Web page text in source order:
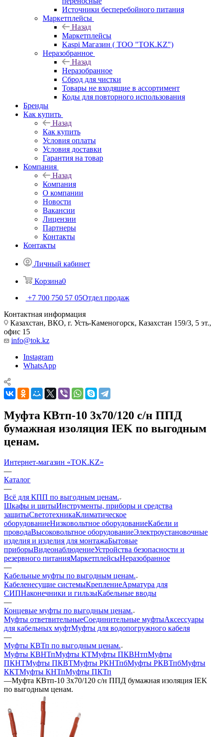
Источники бесперебойного питания
Маркетплейсы
Назад
Маркетплейсы
Kaspi Магазин ( ТОО "TOK.KZ")
Неразобранное
Назад
Неразобранное
Сброд для чистки
Товары не входящие в ассортимент
Коды для повторного использования
Бренды
Как купить
Назад
Как купить
Условия оплаты
Условия доставки
Гарантия на товар
Компания
Назад
Компания
О компании
Новости
Вакансии
Лицензии
Партнеры
Контакты
Контакты
Личный кабинет
Корзина0
+7 700 750 57 05Отдел продаж
Контактная информация
Казахстан, ВКО, г. Усть-Каменогорск, Казахстан 159/3, 5 эт.,
офис 15
info@tok.kz
Instagram
WhatsApp
Муфта КВтп-10 3х70/120 с/н ППД
бумажная изоляция IEK по выгодным
ценам.
Интернет-магазин «TOK.KZ»
—
Каталог
—
Всё для КПП по выгодным ценам.
Шкафы и щитыИнструменты, приборы и средства
защитыСветотехникаКлиматическое
оборудованиеНизковольтное оборудованиеКабели и
проводаВысоковольтное оборудованиеЭлектроустановочные
изделия и изделия для монтажаБытовые
приборыВидеонаблюдениеУстройства безопасности и
резервного питанияМаркетплейсыНеразобранное
—
Кабельные муфты по выгодным ценам.
Кабеленесущие системыКреплениеАрматура для
СИПНаконечники и гильзыКабельные вводы
—
Концевые муфты по выгодным ценам.
Муфты ответвительныеСоединительные муфтыАксессуары
для кабельных муфтМуфты для водопогружного кабеля
—
Муфты КВТп по выгодным ценам.
Муфты КВНТпМуфты КТМуфты ПКВНтпМуфты
ПКНТМуфты ПКВТМуфты РКНТпбМуфты РКВТпбМуфты
ККТМуфты КНТпМуфты ПКТп
—Муфта КВтп-10 3х70/120 с/н ППД бумажная изоляция IEK
по выгодным ценам.